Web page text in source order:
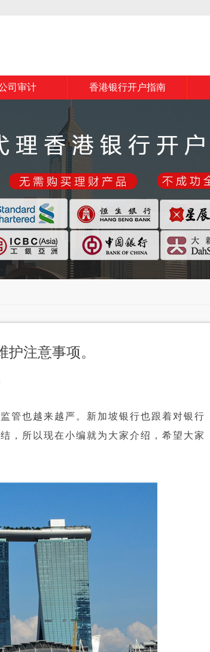
司审计 香港银行开户指南
注意事项。
也越来越严。新加坡银行也跟着对银行
，所以现在小编就为大家介绍，希望大家